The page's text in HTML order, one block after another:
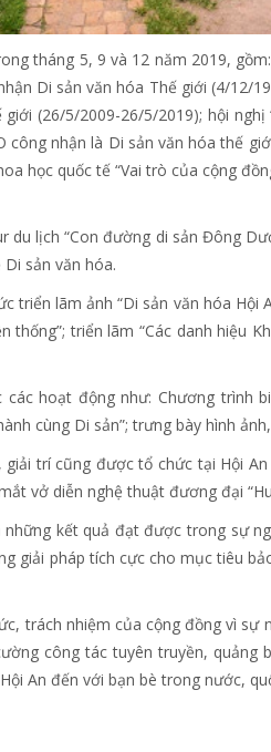
tháng 5, 9 và 12 năm 2019,
Di sản văn hóa Thế giới (4/12/
(26/5/2009-26/5/2019); hội
công nhận là Di sản văn hóa thế
học quốc tế “Vai trò của cộng
du lịch “Con đường di sản Đông
sản văn hóa.
triển lãm ảnh “Di sản văn hóa
triển lãm “Các danh hiệu
hoạt động như: Chương trình
cùng Di sản”; trưng bày hình
trí cũng được tổ chức tại Hội
vở diễn nghệ thuật đương đại
kết quả đạt được trong sự
giải pháp tích cực cho mục tiêu
trách nhiệm của cộng đồng vì sự
công tác tuyên truyền,
An đến với bạn bè trong nước,